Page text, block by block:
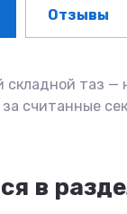
Отзывы
складной таз
за считанные
в